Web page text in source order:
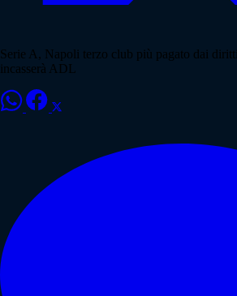
Serie A, Napoli terzo club più pagato dai
incasserà ADL